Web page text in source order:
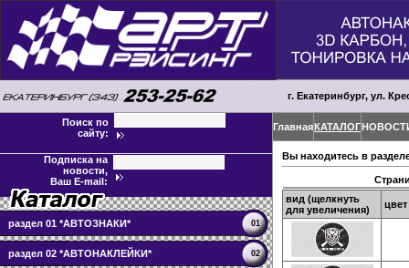
г. Екатеринбург, ул.
Поиск по
сайту:
Подписка на
новости,
Ваш E-mail:
раздел 01 *АВТОЗНАКИ* 01
раздел 02 *АВТОНАКЛЕЙКИ* 02
ГлавнаяКАТАЛОГ
Вы находитесь в
вид (щелкнуть
для увеличения)
цвет